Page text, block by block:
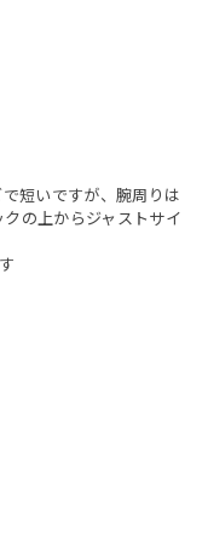
短いですが、腕周りは
の上からジャストサイ